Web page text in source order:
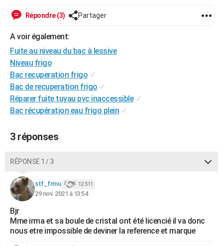
Alimentation
Guide de la santé
Maladies
Médicaments
Sommeil
VOYAGE
Destinations
City break
Voyage nature
Voyage de noces
Forum
Climat
PHOTO
GUIDES D'ACHAT
BONS PLANS
CARTE DE VOEUX
Carte de Noël
Carte Bonne année
Carte Saint-Valentin
Carte Pâques
Carte d'anniversaire
DICTIONNAIRE
Dictionnaire
Biographies
Citations
Expressions
Proverbes
PROGRAMME TV
AVIS DE DÉCÈS
FORUM
Bricolage
Lifestyle
Culture
Sport
Auto
Television
Voyage
Cinema
Répondre (3) Partager
A voir également:
Fuite au niveau du bac à lessive
Niveau frigo
Bac recuperation frigo ✓
Bac de recuperation frigo ✓
Réparer fuite tuyau pvc inaccessible ✓
Bac récupération eau frigo plein ✓
3 réponses
RÉPONSE 1 / 3
stf_frmu 12 511
29 nov. 2021 à 13:54
Bjr
Mme irma et sa boule de cristal ont été licencié il va donc
nous etre impossible de deviner la reference et marque